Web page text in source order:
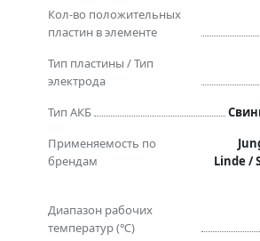
Кол-во положительных
пластин в элементе
Тип пластины / Тип
электрода
Тип АКБ
Применяемость по
брендам
Linde /
Диапазон рабочих
температур (℃)